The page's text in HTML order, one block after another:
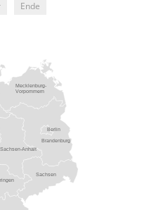
Ende
Brandenburg
Mecklenburg-
Vorpommern
Sachsen
Sachsen-Anhalt
Berlin